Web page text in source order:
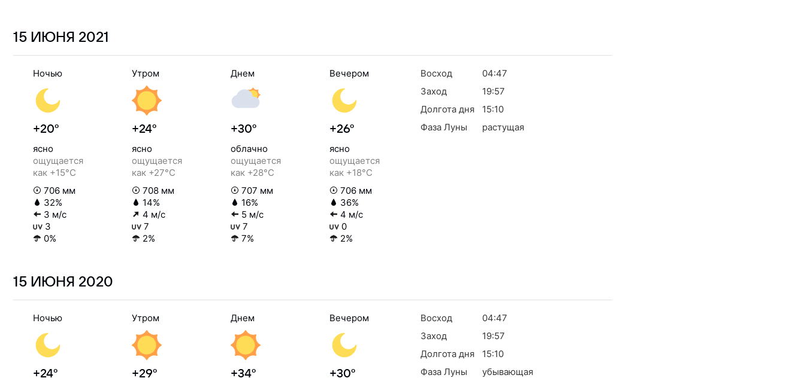
15 ИЮНЯ 2021
Ночью
+20°
ясно
ощущается
как +15°C
706 мм
32%
3 м/с
3
0%
Утром
+24°
ясно
ощущается
как +27°C
708 мм
14%
4 м/с
7
2%
Днем
+30°
облачно
ощущается
как +28°C
707 мм
16%
5 м/с
7
7%
Вечером
+26°
ясно
ощущается
как +18°C
706 мм
36%
4 м/с
0
2%
Восход
04:47
Заход
19:57
Долгота дня
15:10
Фаза Луны
растущая
15 ИЮНЯ 2020
Ночью
+24°
Утром
+29°
Днем
+34°
Вечером
+30°
Восход
04:47
Заход
19:57
Долгота дня
15:10
Фаза Луны
убывающая